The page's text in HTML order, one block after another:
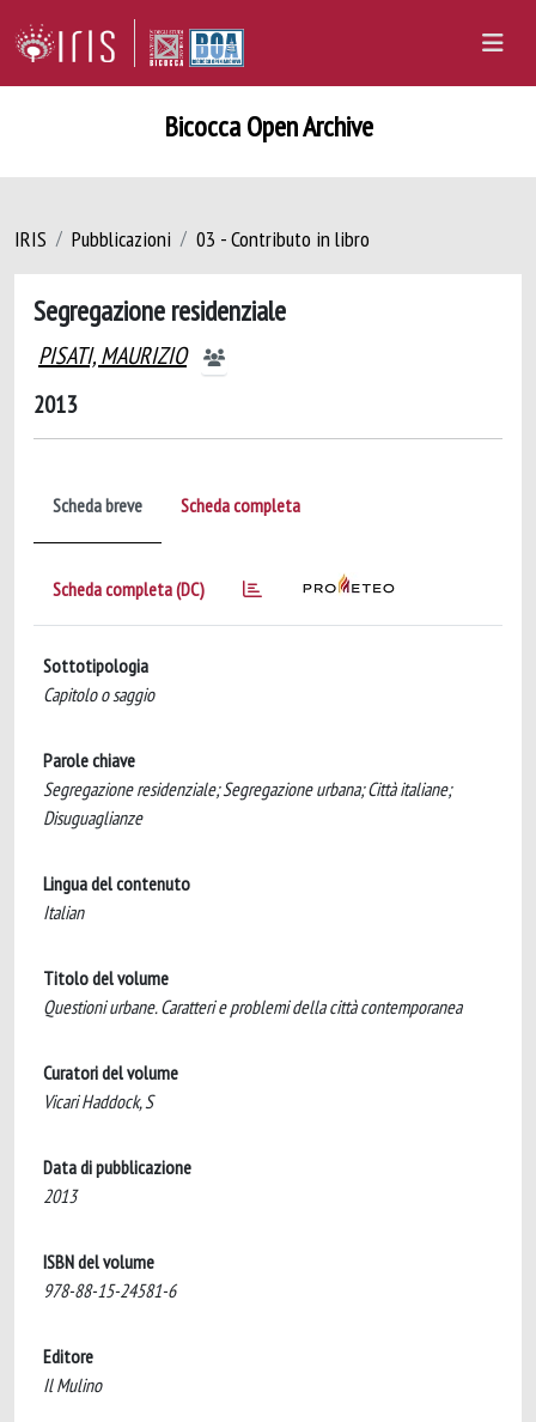
Bicocca Open Archive
IRIS Pubblicazioni 03 - Contributo in libro
Segregazione residenziale
PISATI, MAURIZIO
2013
Scheda breve Scheda completa
Scheda completa (DC)
Sottotipologia
Capitolo o saggio
Parole chiave
Segregazione residenziale; Segregazione urbana; Città italiane;
Disuguaglianze
Lingua del contenuto
Italian
Titolo del volume
Questioni urbane. Caratteri e problemi della città contemporanea
Curatori del volume
Vicari Haddock, S
Data di pubblicazione
2013
ISBN del volume
978-88-15-24581-6
Editore
Il Mulino